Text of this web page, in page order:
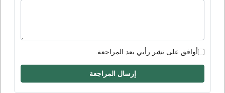
أوافق على نشر رأيي بعد المراجعة.
إرسال المراجعة